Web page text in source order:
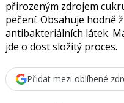
přirozeným zdrojem
pečení. Obsahuje hodně
antibakteriálních látek.
jde o dost složitý proces.
Přidat mezi oblíbené